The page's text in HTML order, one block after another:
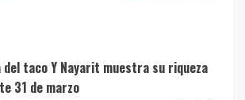
del taco Y Nayarit muestra su riqueza
31 de marzo